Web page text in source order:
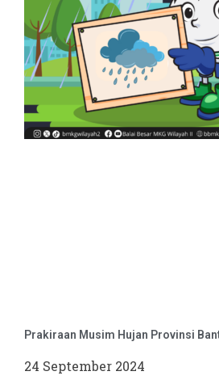
Prakiraan Musim Hujan Provinsi
24 September 2024